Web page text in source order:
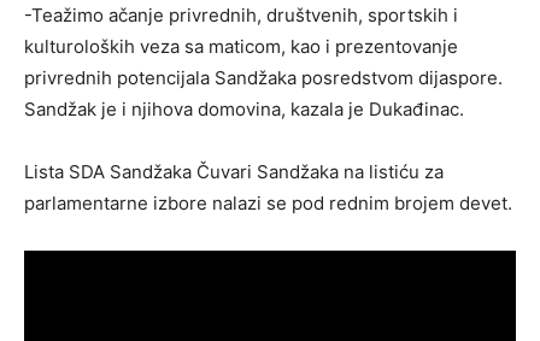
-Teažimo ačanje privrednih, društvenih, sportskih i
kulturoloških veza sa maticom, kao i prezentovanje
privrednih potencijala Sandžaka posredstvom dijaspore.
Sandžak je i njihova domovina, kazala je Dukađinac.
Lista SDA Sandžaka Čuvari Sandžaka na listiću za
parlamentarne izbore nalazi se pod rednim brojem devet.